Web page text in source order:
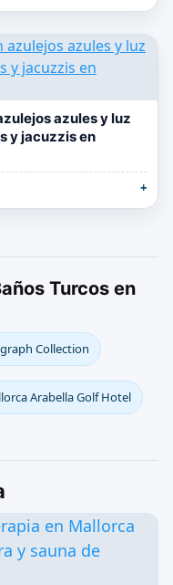
azules y luz
y jacuzzis en
Turcos en
Collection
Arabella Golf Hotel